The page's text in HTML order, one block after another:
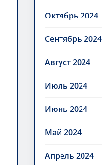
Октябрь 2024
Сентябрь 2024
Август 2024
Июль 2024
Июнь 2024
Май 2024
Апрель 2024